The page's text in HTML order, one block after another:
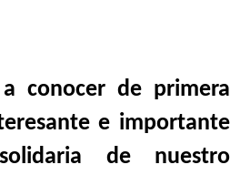
conocer de primera
e importante
de nuestro